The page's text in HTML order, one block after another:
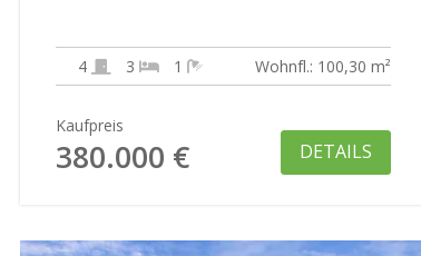
4 3 1 Wohnfl.: 100,30 m²
Kaufpreis
380.000 € DETAILS